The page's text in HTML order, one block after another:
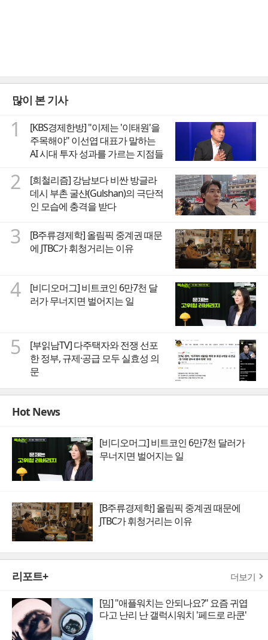
많이 본 기사
1
[KBS경제한방] "이제는 '이태원'을
주목해야" 이선엽 대표가 말하는
AI 시대 투자 성과를 가르는 지점들
2
[희철리즘] 강남보다 비싼 방글라
데시 부촌 굴샨(Gulshan)의 극단적
인 모습에 충격을 받다
3
[B주류경제학] 올림픽 중계권 때문
에 JTBC가 휘청거리는 이유
4
[비디오머그] 비트코인 6만7천 달
러가 무너지면 벌어지는 일
5
[부읽남TV] 다주택자와 전쟁 선포
한 정부, 규제·공급 모두 실효성 의
문
Hot News
[비디오머그] 비트코인 6만7천 달러가
무너지면 벌어지는 일
[B주류경제학] 올림픽 중계권 때문에
JTBC가 휘청거리는 이유
리포트+ 더보기
[밈] "애플워치는 안되나요?" 요즘 귀엽
다고 난리 난 갤럭시워치 '페드로 라쿤'